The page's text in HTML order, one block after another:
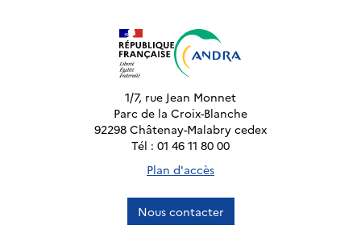
1/7, rue Jean Monnet
Parc de la Croix-Blanche
92298 Châtenay-Malabry cedex
Tél : 01 46 11 80 00
Plan d'accès
Nous contacter